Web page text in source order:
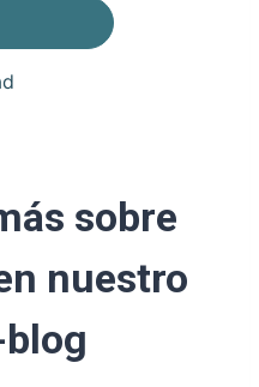
sobre
nuestro